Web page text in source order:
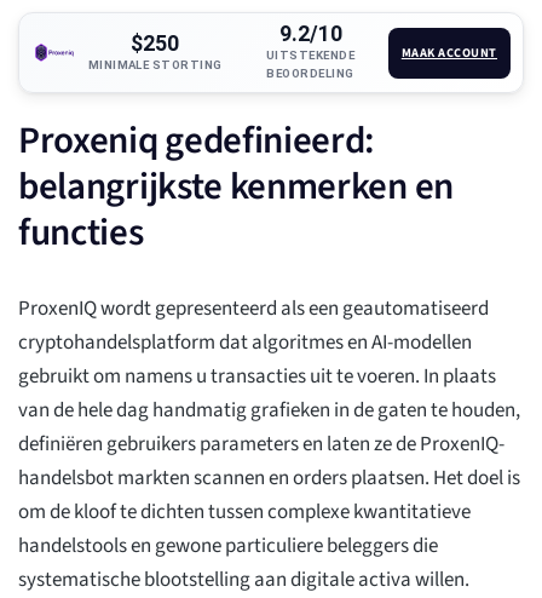
$250
MINIMALE STORTING
9.2/10
UITSTEKENDE
BEOORDELING
MAAK ACCOUNT
Proxeniq gedefinieerd:
belangrijkste kenmerken en
functies
ProxenIQ wordt gepresenteerd als een geautomatiseerd
cryptohandelsplatform dat algoritmes en AI-modellen
gebruikt om namens u transacties uit te voeren. In plaats
van de hele dag handmatig grafieken in de gaten te houden,
definiëren gebruikers parameters en laten ze de ProxenIQ-
handelsbot markten scannen en orders plaatsen. Het doel is
om de kloof te dichten tussen complexe kwantitatieve
handelstools en gewone particuliere beleggers die
systematische blootstelling aan digitale activa willen.